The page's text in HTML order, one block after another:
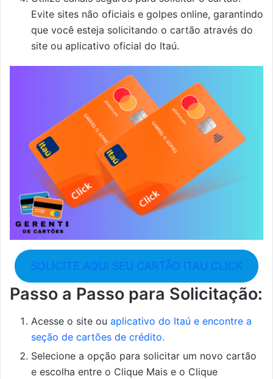
Evite sites não oficiais e golpes online, garantindo
que você esteja solicitando o cartão através do
site ou aplicativo oficial do Itaú.
SOLICITE AQUI SEU CARTÃO ITAU CLICK
Passo a Passo para Solicitação:
Acesse o site ou aplicativo do Itaú e encontre a
seção de cartões de crédito.
Selecione a opção para solicitar um novo cartão
e escolha entre o Clique Mais e o Clique